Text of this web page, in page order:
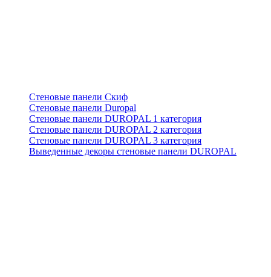
Стеновые панели Скиф
Стеновые панели Duropal
Стеновые панели DUROPAL 1 категория
Стеновые панели DUROPAL 2 категория
Стеновые панели DUROPAL 3 категория
Выведенные декоры стеновые панели DUROPAL